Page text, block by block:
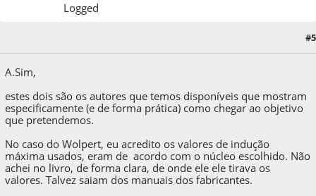
Logged
#5
A.Sim,
estes dois são os autores que temos disponíveis que mostram
especificamente (e de forma prática) como chegar ao objetivo
que pretendemos.
No caso do Wolpert, eu acredito os valores de indução
máxima usados, eram de acordo com o núcleo escolhido. Não
achei no livro, de forma clara, de onde ele ele tirava os
valores. Talvez saiam dos manuais dos fabricantes.